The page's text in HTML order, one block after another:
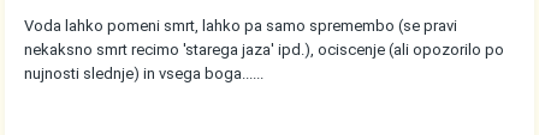
Voda lahko pomeni smrt, lahko pa samo spremembo (se pravi
nekaksno smrt recimo 'starega jaza' ipd.), ociscenje (ali opozorilo po
nujnosti slednje) in vsega boga......